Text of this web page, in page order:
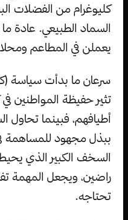
السماد الطبيعي. عادة ما
يعملن في المطاعم
سرعان ما بدأت سياسة
تثير حفيظة المواطنين
أطيافهم، فبينما تحاول
ببذل مجهود للمساهمة
السخف الكبير الذي
راضين، ويجعل المهمة
تحتاجه.